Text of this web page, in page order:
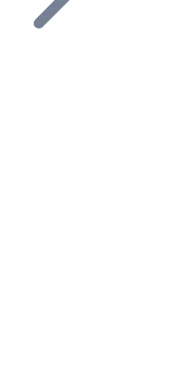
ecosistema.